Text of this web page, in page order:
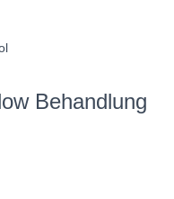
Behandlung